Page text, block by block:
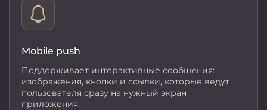
Mobile push
Поддерживает интерактивные сообщения:
изображения, кнопки и ссылки, которые ведут
пользователя сразу на нужный экран
приложения.